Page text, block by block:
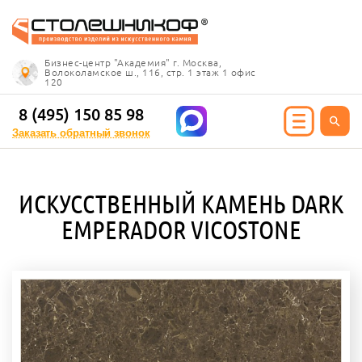
Бизнес-центр "Академия" г. Москва,
Волоколамское ш., 116, стр. 1 этаж 1 офис
120
8 (495) 150 85 98
Заказать обратный звонок
Info@stoleshnikof.ru
8 (495) 150 85 98
Заказать обратный
для кухни
столешницы
под дерево
под мрамор
ИСКУССТВЕННЫЙ КАМЕНЬ DARK
EMPERADOR VICOSTONE